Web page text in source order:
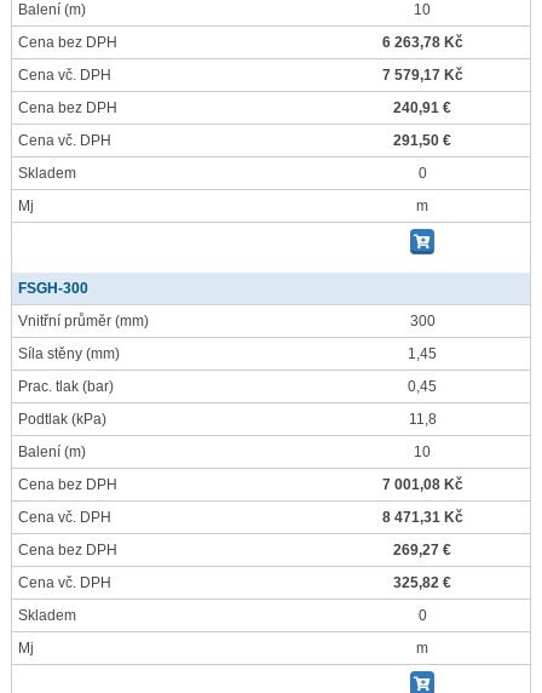
Balení (m)
10
Cena bez DPH
6 263,78 Kč
Cena vč. DPH
7 579,17 Kč
Cena bez DPH
240,91 €
Cena vč. DPH
291,50 €
Skladem
0
Mj
m
FSGH-300
Vnitřní průměr (mm)
300
Síla stěny (mm)
1,45
Prac. tlak (bar)
0,45
Podtlak (kPa)
11,8
Balení (m)
10
Cena bez DPH
7 001,08 Kč
Cena vč. DPH
8 471,31 Kč
Cena bez DPH
269,27 €
Cena vč. DPH
325,82 €
Skladem
0
Mj
m